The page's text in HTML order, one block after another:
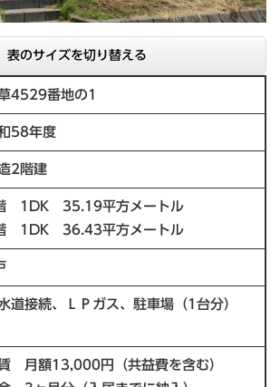
表のサイズを切り替える
4529番地の1
58年度
2階建
1DK 35.19平方メートル
1DK 36.43平方メートル
道接続、ＬＰガス、駐車場（1台分）
月額13,000円（共益費を含む）